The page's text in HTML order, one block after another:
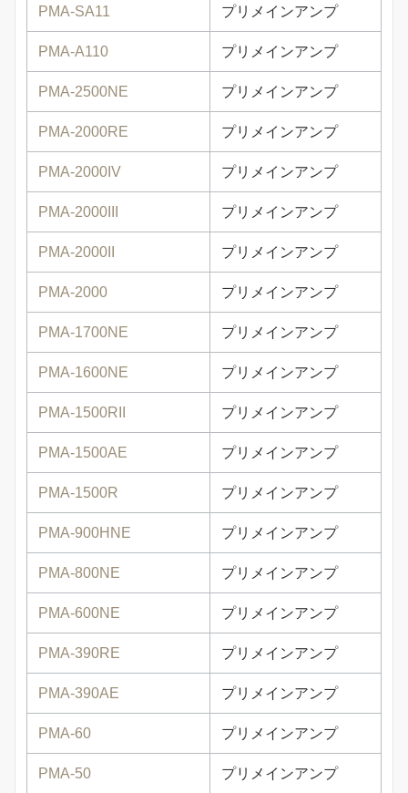
PMA-SA11 プリメインアンプ
PMA-A110 プリメインアンプ
PMA-2500NE プリメインアンプ
PMA-2000RE プリメインアンプ
PMA-2000IV プリメインアンプ
PMA-2000III プリメインアンプ
PMA-2000II プリメインアンプ
PMA-2000 プリメインアンプ
PMA-1700NE プリメインアンプ
PMA-1600NE プリメインアンプ
PMA-1500RII プリメインアンプ
PMA-1500AE プリメインアンプ
PMA-1500R プリメインアンプ
PMA-900HNE プリメインアンプ
PMA-800NE プリメインアンプ
PMA-600NE プリメインアンプ
PMA-390RE プリメインアンプ
PMA-390AE プリメインアンプ
PMA-60 プリメインアンプ
PMA-50 プリメインアンプ